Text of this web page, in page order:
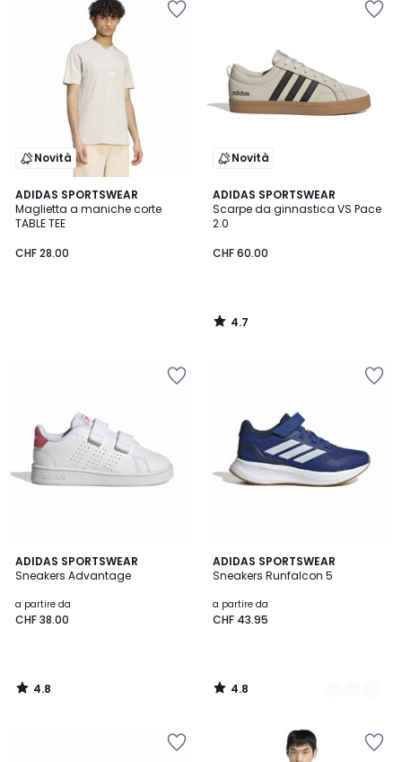
Novità
ADIDAS SPORTSWEAR
Maglietta a maniche corte
TABLE TEE
CHF 28.00
Novità
ADIDAS SPORTSWEAR
Scarpe da ginnastica VS Pace
2.0
CHF 60.00
4.7
/ 5
4.7
/
ADIDAS SPORTSWEAR
Sneakers Advantage
a partire da
CHF 38.00
4.8
/ 5
4.8
/
ADIDAS SPORTSWEAR
Sneakers Runfalcon 5
a partire da
CHF 43.95
4.8
/ 5
3
Colori
4.8
/